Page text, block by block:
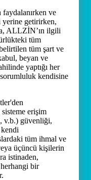
ve
getirirken,
ALLZİN’ın ilgili
tüm
tüm şart ve
beyan ve
yaptığı her
kendisine
sisteme erişim
v.b.) güvenliği,
kendi
tüm ihmal ve
üçüncü kişilerin
istinaden,
bir